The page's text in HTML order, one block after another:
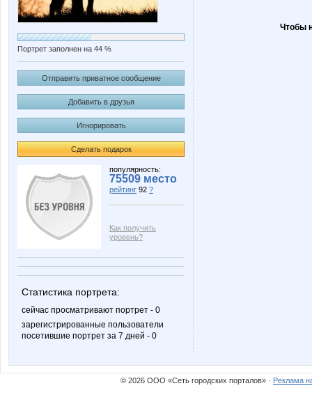
Портрет заполнен на 44 %
Отправить приватное сообщение
Добавить в друзья
Игнорировать
Сделать подарок
популярность:
75509 место
рейтинг 92 ?
Как получить
уровень?
Статистика портрета:
сейчас просматривают портрет - 0
зарегистрированные пользователи
посетившие портрет за 7 дней - 0
Чтобы
© 2026 ООО «Сеть городских порталов» · Реклама